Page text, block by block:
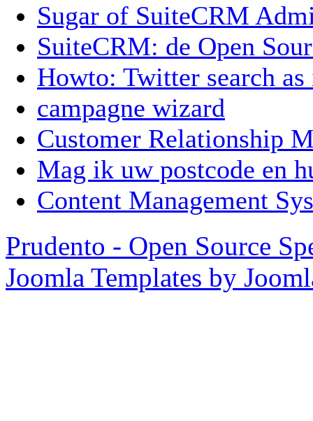
Sugar of SuiteCRM
SuiteCRM: de Open
Howto: Twitter search
campagne wizard
Customer Relationship
Mag ik uw postcode en
Content Management
Prudento - Open Source
Joomla Templates by